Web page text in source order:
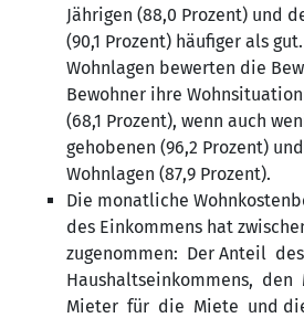
Jährigen (88,0 Prozent) und
(90,1 Prozent) häufiger als
Wohnlagen bewerten die
Bewohner ihre
(68,1 Prozent), wenn auch
gehobenen (96,2 Prozent)
Wohnlagen (87,9 Prozent).
Die monatliche
des Einkommens hat
zugenommen: Der Anteil des
Haushaltseinkommens,
Mieter für die Miete und